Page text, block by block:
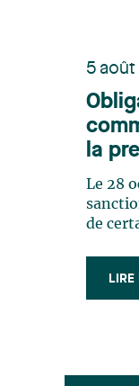
5 août
la
sur
du
Le 28
de
en
LIRE